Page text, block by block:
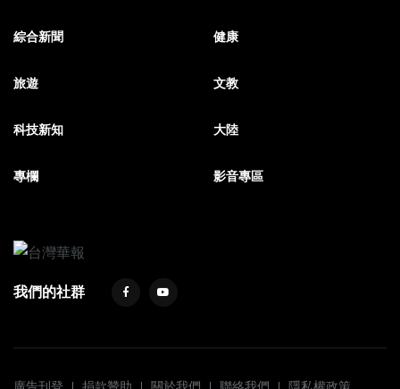
綜合新聞 健康
旅遊 文教
科技新知 大陸
專欄 影音專區
我們的社群